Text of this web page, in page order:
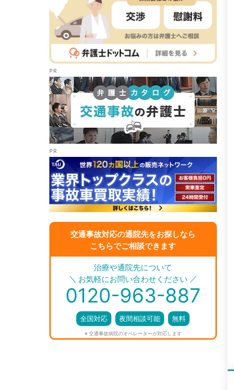
交通事故対応の通院先をお探しなら
こちらでご相談できます
＼ ／
治療や通院先について
お気軽にお問い合わせください
0120-963-887
全国対応 夜間相談可能 無料
※ 交通事故病院のオペレーターが対応します